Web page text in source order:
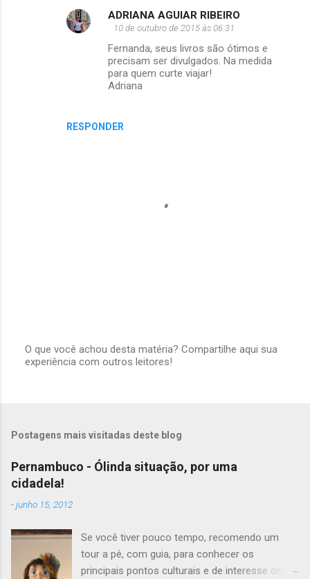
RESPONDER
ADRIANA AGUIAR RIBEIRO
10 de outubro de 2015 às 06:31
Fernanda, seus livros são ótimos e
precisam ser divulgados. Na medida
para quem curte viajar!
Adriana
P
u
c
o
m
e
á
i
o
O que você achou desta matéria? Compartilhe aqui sua
experiência com outros leitores!
Postagens mais visitadas deste blog
Pernambuco - Ólinda situação, por uma
cidadela!
-junho 15, 2012
Se você tiver pouco tempo, recomendo um
tour a pé, com guia, para conhecer os
principais pontos culturais e de interesse desta